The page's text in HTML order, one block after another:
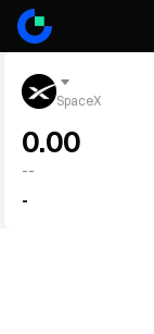
SpaceX
0.00
--
-